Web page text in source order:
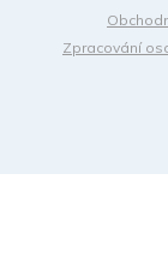
Zpracování